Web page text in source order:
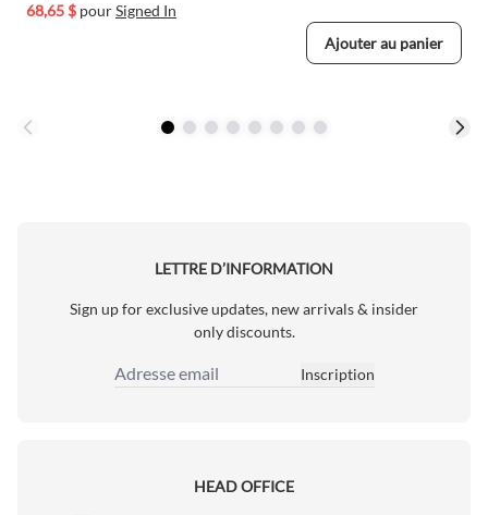
68,65 $ pourSigned In
Ajouter au panier
LETTRE D’INFORMATION
Sign up for exclusive updates, new arrivals & insider
only discounts.
Adresse email
Inscription
HEAD OFFICE